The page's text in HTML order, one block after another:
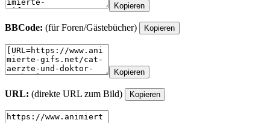
Kopieren
BBCode: (für Foren/Gästebücher) Kopieren
Kopieren
URL: (direkte URL zum Bild) Kopieren